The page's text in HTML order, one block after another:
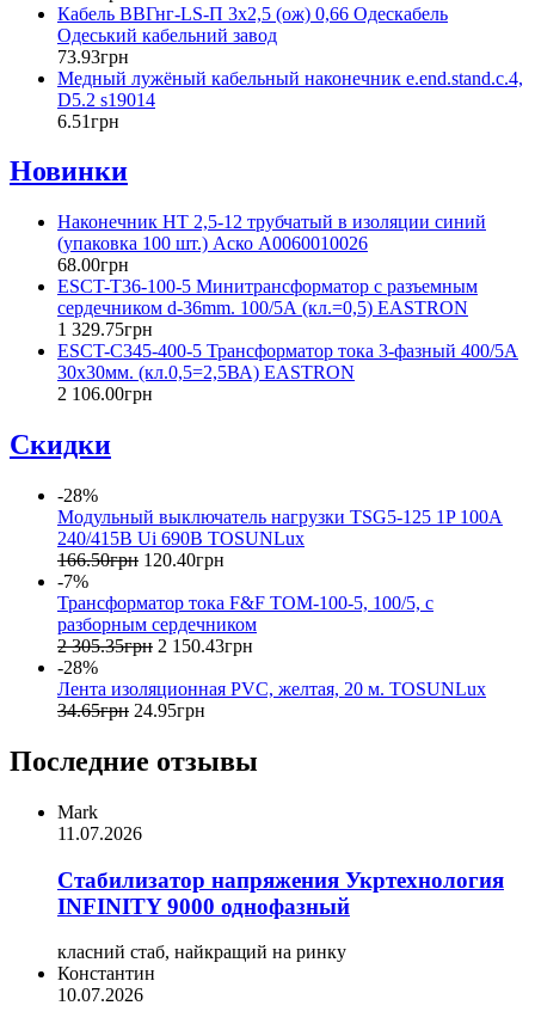
Кабель ВВГнг-LS-П 3х2,5 (ож) 0,66 Одескабель
Одеський кабельний завод
73.93грн
Медный лужёный кабельный наконечник e.end.stand.c.4,
D5.2 s19014
6.51грн
Новинки
Наконечник НТ 2,5-12 трубчатый в изоляции синий
(упаковка 100 шт.) Аско A0060010026
68.00грн
ESCT-T36-100-5 Минитрансформатор с разъемным
сердечником d-36mm. 100/5А (кл.=0,5) EASTRON
1 329.75грн
ESCT-C345-400-5 Трансформатор тока 3-фазный 400/5А
30x30мм. (кл.0,5=2,5ВА) EASTRON
2 106.00грн
Скидки
-28%
Модульный выключатель нагрузки TSG5-125 1P 100A
240/415B Ui 690B TOSUNLux
166.50грн 120.40грн
-7%
Трансформатор тока F&F TOM-100-5, 100/5, с
разборным сердечником
2 305.35грн 2 150.43грн
-28%
Лента изоляционная PVC, желтая, 20 м. TOSUNLux
34.65грн 24.95грн
Последние отзывы
Mark
11.07.2026
Стабилизатор напряжения Укртехнология
INFINITY 9000 однофазный
класний стаб, найкращий на ринку
Константин
10.07.2026